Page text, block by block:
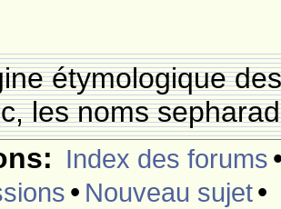
étymologique
les noms
Index des forums
• Nouveau sujet•